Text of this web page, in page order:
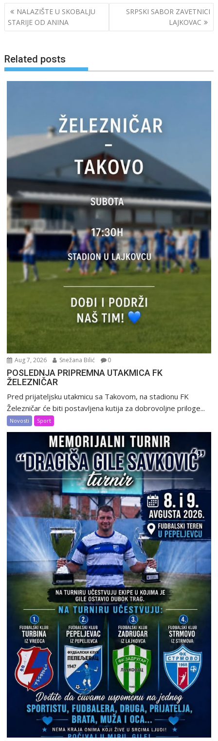
Post
navigation
NALAZIŠTE U SKOBALJU
STARIJE OD ANINA
SRPSKI SABOR ZAVETNICI
LAJKOVAC
Related posts
Aug 7, 2026 Snežana Bilić 0
POSLEDNJA PRIPREMNA UTAKMICA FK
ŽELEZNIČAR
Pred prijateljsku utakmicu sa Takovom, na stadionu FK
Železničar će biti postavljena kutija za dobrovoljne priloge...
Novosti Sport